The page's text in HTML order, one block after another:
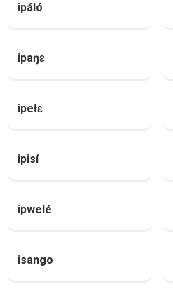
ipáló
ipaŋɛ
ipełɛ
ipisí
ipwelé
isango